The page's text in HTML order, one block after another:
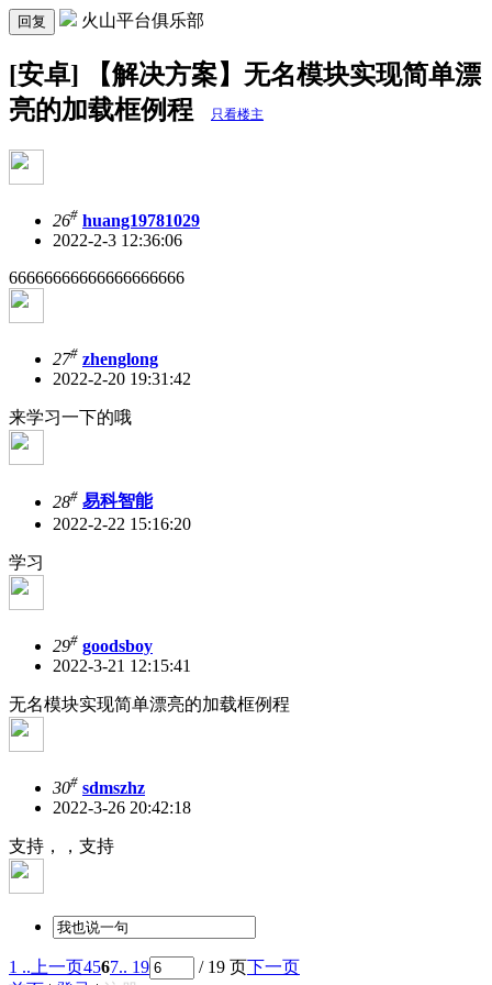
回复 火山平台俱乐部
[安卓] 【解决方案】无名模块实现简单漂
亮的加载框例程
只看楼主
26# huang19781029
2022-2-3 12:36:06
66666666666666666666
27# zhenglong
2022-2-20 19:31:42
来学习一下的哦
28# 易科智能
2022-2-22 15:16:20
学习
29# goodsboy
2022-3-21 12:15:41
无名模块实现简单漂亮的加载框例程
30# sdmszhz
2022-3-26 20:42:18
支持，，支持
1 ..上一页4567.. 19 / 19 页
下一页